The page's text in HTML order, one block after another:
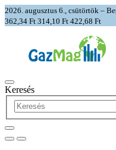
2026. augusztus 6., csütörtök –
362,34 Ft 314,10 Ft 422,68 Ft
Keresés